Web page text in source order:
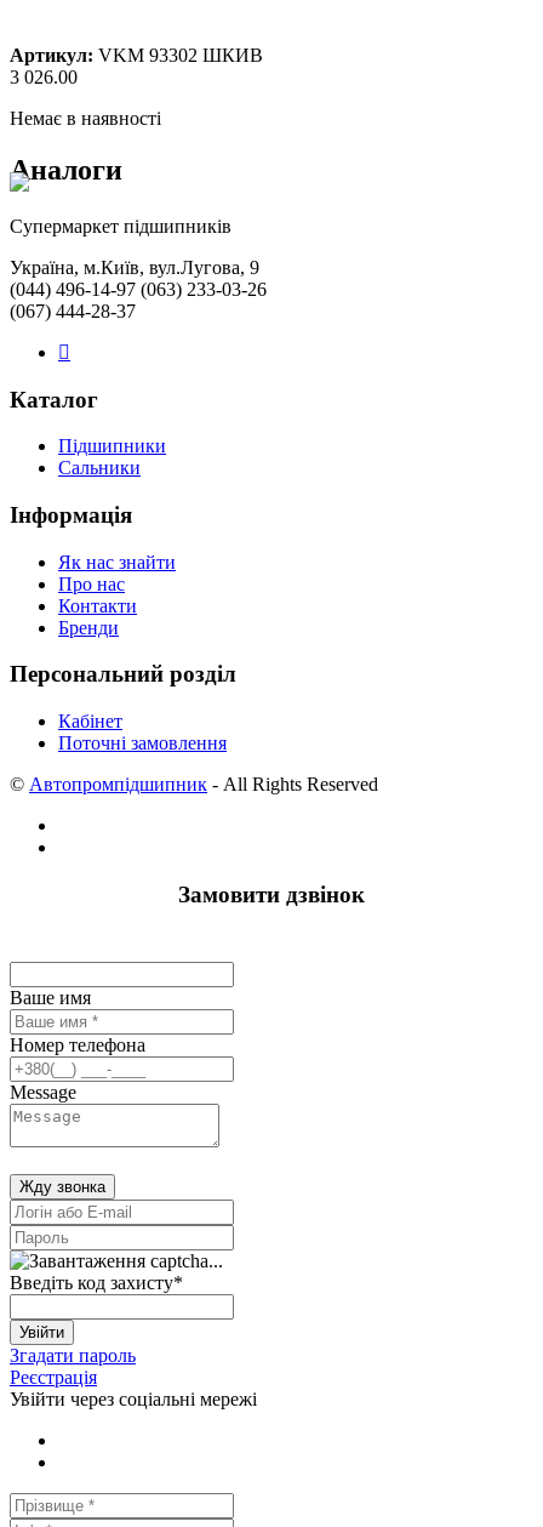
Артикул: VKM 93302 ШКИВ
3 026.00
Немає в наявності
Аналоги
Cупермаркет підшипників
Україна, м.Київ, вул.Лугова, 9
(044) 496-14-97 (063) 233-03-26
(067) 444-28-37
Каталог
Підшипники
Сальники
Інформація
Як нас знайти
Про нас
Контакти
Бренди
Персональний розділ
Кабінет
Поточні замовлення
© Автопромпідшипник - All Rights Reserved
Замовити дзвінок
Ваше имя
Номер телефона
Message
Жду звонка
Введіть код захисту*
Увійти
Згадати пароль
Реєстрація
Увійти через соціальні мережі